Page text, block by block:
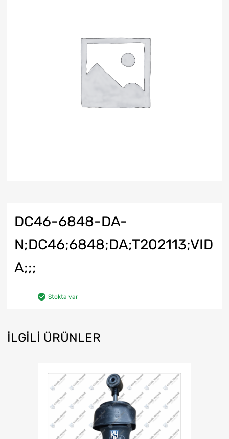
DC46-6848-DA-
N;DC46;6848;DA;T202113;VID
A;;;
Stokta var
İLGILI ÜRÜNLER